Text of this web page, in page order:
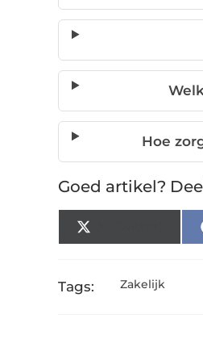
Hoe
Goed artikel?
Tags: Zakelijk